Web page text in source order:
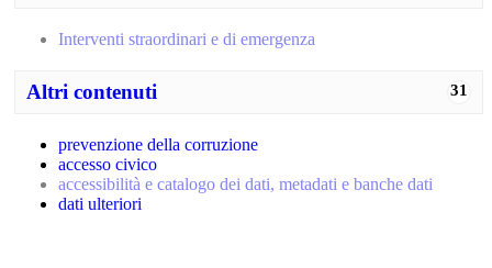
Interventi straordinari e di emergenza
31
Altri contenuti
prevenzione della corruzione
accesso civico
accessibilità e catalogo dei dati, metadati e banche dati
dati ulteriori